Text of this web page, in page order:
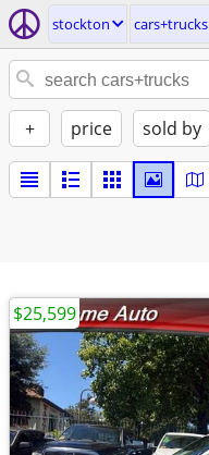
stockton cars+trucks
+ price sold by
$25,599